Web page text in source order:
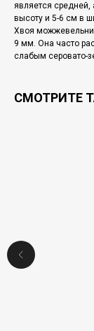
является средней,
высоту и 5-6 см в
Хвоя
9 мм. Она часто
слабым серовато-
СМОТРИТЕ